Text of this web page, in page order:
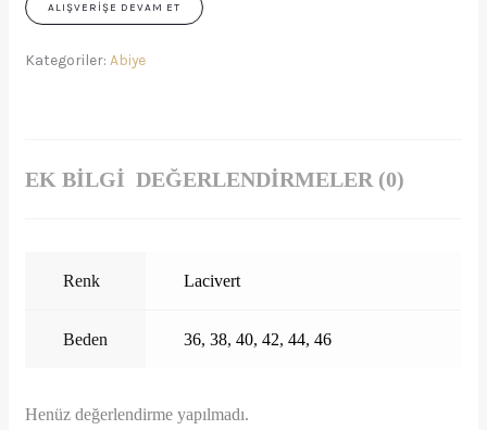
ALIŞVERIŞE DEVAM ET
Kategoriler:Abiye
EK BILGI DEĞERLENDIRMELER (0)
Renk Lacivert
Beden 36,38,40,42,44,46
Henüz değerlendirme yapılmadı.